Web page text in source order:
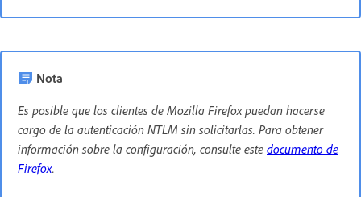
Nota
Es posible que los clientes de Mozilla Firefox puedan hacerse
cargo de la autenticación NTLM sin solicitarlas. Para obtener
información sobre la configuración, consulte este documento de
Firefox.